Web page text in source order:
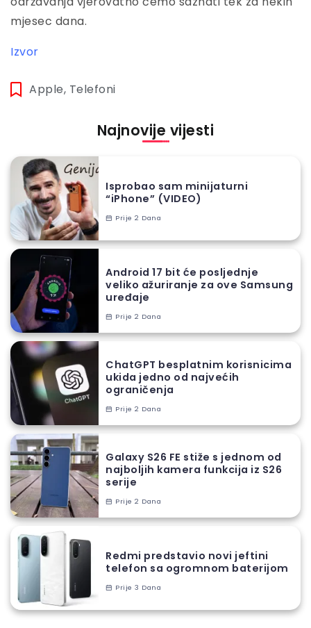
mjesec dana.
Izvor
Apple, Telefoni
Najnovije vijesti
Isprobao sam minijaturni
“iPhone” (VIDEO)
Prije 2 Dana
Android 17 bit će posljednje
veliko ažuriranje za ove Samsung
uređaje
Prije 2 Dana
ChatGPT besplatnim korisnicima
ukida jedno od najvećih
ograničenja
Prije 2 Dana
Galaxy S26 FE stiže s jednom od
najboljih kamera funkcija iz S26
serije
Prije 2 Dana
Redmi predstavio novi jeftini
telefon sa ogromnom baterijom
Prije 3 Dana